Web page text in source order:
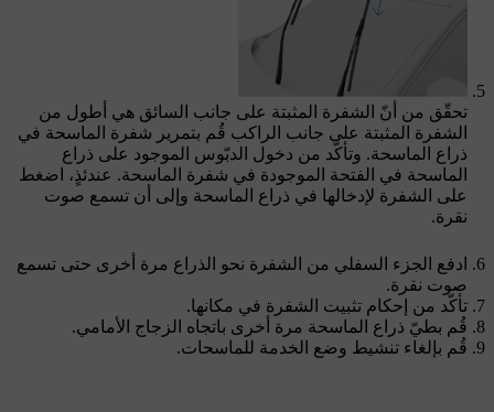
تحقّق من أنّ الشفرة المثبتة على جانب السائق هي أطول من
الشفرة المثبتة على جانب الراكب قُم بتمرير شفرة الماسحة في
ذراع الماسحة. وتأكّد من دخول الدبّوس الموجود على ذراع
الماسحة في الفتحة الموجودة في شفرة الماسحة. عندئذٍ، اضغط
على الشفرة لإدخالها في ذراع الماسحة وإلى أن تسمع صوت
نقرة.
ادفع الجزء السفلي من الشفرة نحو الذراع مرة أخرى حتى تسمع
صوت نقرة.
تأكّد من إحكام تثبيت الشفرة في مكانها.
قُم بطيّ ذراع الماسحة مرة أخرى باتجاه الزجاج الأمامي.
قُم بإلغاء تنشيط وضع الخدمة للماسحات.